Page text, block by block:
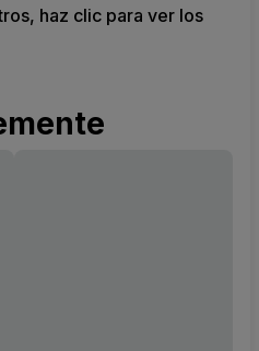
haz clic para ver los